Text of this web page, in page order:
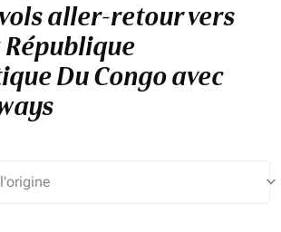
aller-retour vers
Du Congo avec
keyboard_arrow_down